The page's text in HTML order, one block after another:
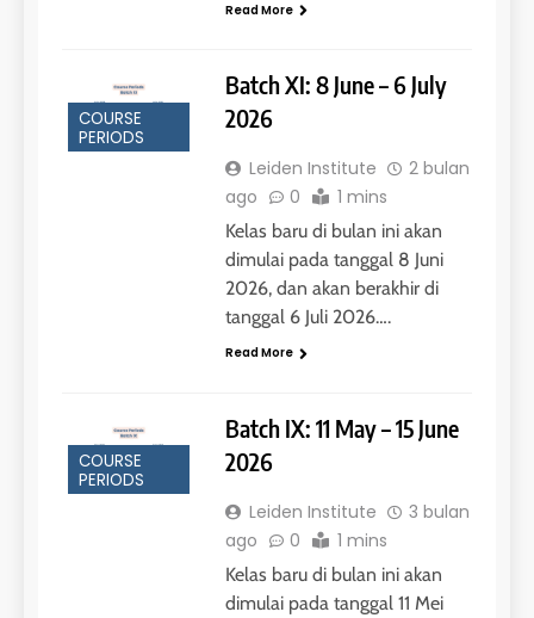
Read More
COURSE
PERIODS
Batch XI: 8 June – 6 July
2026
Leiden Institute
2 bulan
ago
0 1 mins
Kelas baru di bulan ini akan
dimulai pada tanggal 8 Juni
2026, dan akan berakhir di
tanggal 6 Juli 2026….
Read More
COURSE
PERIODS
Batch IX: 11 May – 15 June
2026
Leiden Institute
3 bulan
ago
0 1 mins
Kelas baru di bulan ini akan
dimulai pada tanggal 11 Mei